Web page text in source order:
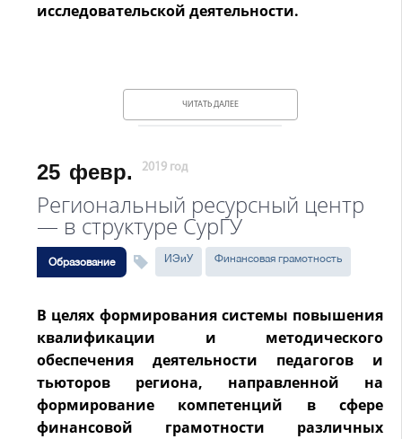
исследовательской деятельности.
ЧИТАТЬ ДАЛЕЕ
25 февр. 2019 год
Региональный ресурсный центр
— в структуре СурГУ
Образование ИЭиУ Финансовая грамотность
В целях формирования системы повышения
квалификации и методического
обеспечения деятельности педагогов и
тьюторов региона, направленной на
формирование компетенций в сфере
финансовой грамотности различных